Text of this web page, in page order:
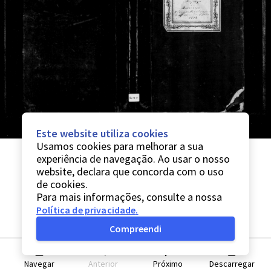
Navegar Anterior Próximo Descarregar
Este website utiliza cookies
Usamos cookies para melhorar a sua
experiência de navegação. Ao usar o nosso
website, declara que concorda com o uso
de cookies.
Para mais informações, consulte a nossa
Política de privacidade.
Compreendi